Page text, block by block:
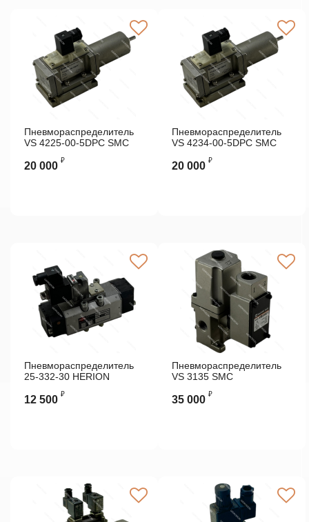
Пневмораспределитель
VS 4225-00-5DPC SMC
20 000 ₽
Пневмораспределитель
VS 4234-00-5DPC SMC
20 000 ₽
Пневмораспределитель
25-332-30 HERION
12 500 ₽
Пневмораспределитель
VS 3135 SMC
35 000 ₽